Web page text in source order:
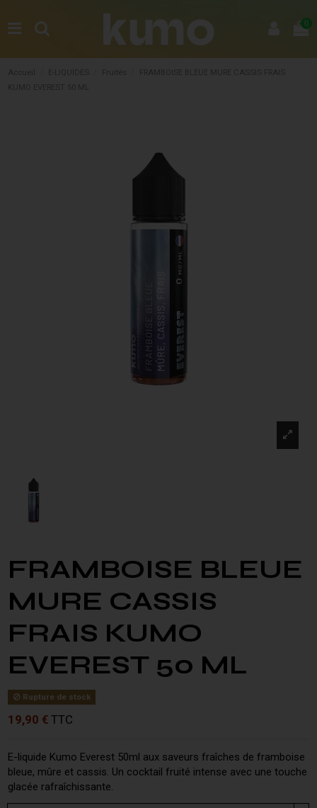
0
FRAMBOISE BLEUE
MURE CASSIS
FRAIS KUMO
EVEREST 50 ML
Rupture de stock
19,90 €TTC
E-liquide Kumo Everest 50ml aux saveurs fraîches de framboise
bleue, mûre et cassis. Un cocktail fruité intense avec une touche
glacée rafraîchissante.